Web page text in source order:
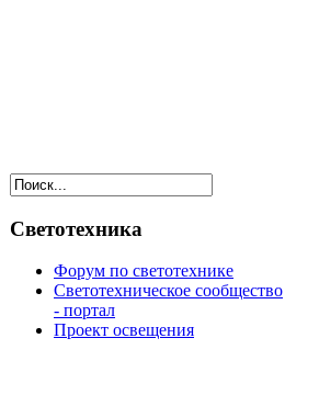
Светотехника
Форум по светотехнике
Светотехническое сообщество
- портал
Проект освещения